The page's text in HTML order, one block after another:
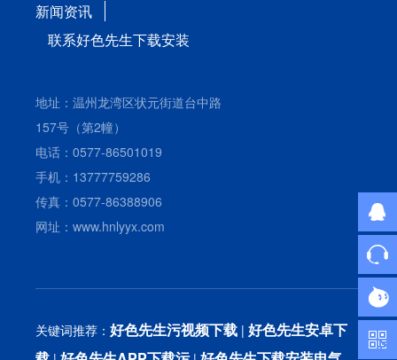
新闻资讯
联系好色先生下载安装
地址：温州龙湾区状元街道台中路
157号（第2幢）
电话：0577-86501019
手机：13777759286
传真：0577-86388906
网址：www.hnlyyx.com
关键词推荐：好色先生污视频下载 |好色先生安卓下